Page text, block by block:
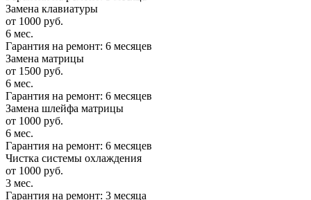
Замена клавиатуры
от 1000 руб.
6 мес.
Гарантия на ремонт: 6 месяцев
Замена матрицы
от 1500 руб.
6 мес.
Гарантия на ремонт: 6 месяцев
Замена шлейфа матрицы
от 1000 руб.
6 мес.
Гарантия на ремонт: 6 месяцев
Чистка системы охлаждения
от 1000 руб.
3 мес.
Гарантия на ремонт: 3 месяца